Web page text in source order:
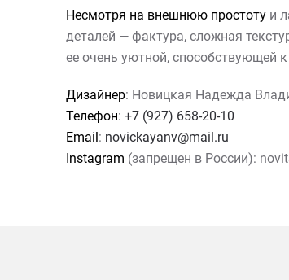
Несмотря на внешнюю простоту и
деталей — фактура, сложная
ее очень уютной, способствующей
Дизайнер: Новицкая Надежда
Телефон: +7 (927) 658-20-10
Email: novickayanv@mail.ru
Instagram (запрещен в России):